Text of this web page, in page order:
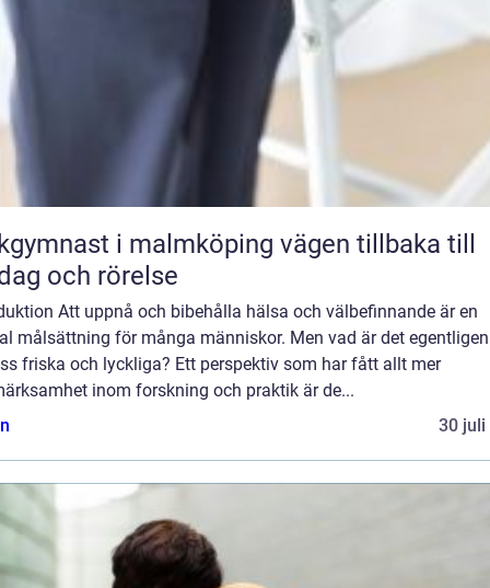
i malmköping vägen tillbaka till
och rörelse
Att uppnå och bibehålla hälsa och välbefinnande är en
målsättning för många människor. Men vad är det
friska och lyckliga? Ett perspektiv som har fått allt mer
inom forskning och praktik är de...
30 juli